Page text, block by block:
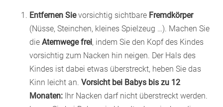
Entfernen Sievorsichtig sichtbare Fremdkörper
(Nüsse, Steinchen, kleines Spielzeug …). Machen Sie
die Atemwege frei, indem Sie den Kopf des Kindes
vorsichtig zum Nacken hin neigen. Der Hals des
Kindes ist dabei etwas überstreckt, heben Sie das
Kinn leicht an. Vorsicht bei Babys bis zu 12
Monaten: Ihr Nacken darf nicht überstreckt werden.